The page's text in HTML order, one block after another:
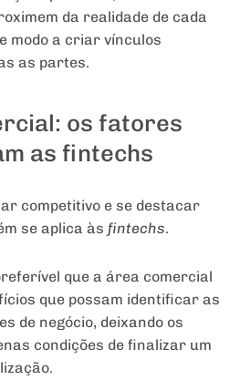
da realidade de cada
modo a criar vínculos
as partes.
os fatores
as fintechs
competitivo e se destacar
se aplica às fintechs.
que a área comercial
que possam identificar as
de negócio, deixando os
condições de finalizar um